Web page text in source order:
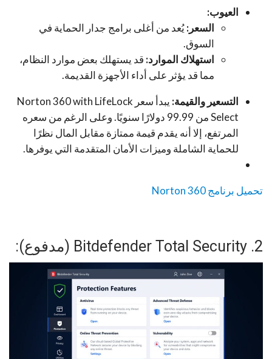
العيوب:
السعر:يُعد من أغلى برامج جدار الحماية في
السوق.
استهلاك الموارد: قد يستهلك بعض موارد النظام،
مما قد يؤثر على أداء الأجهزة القديمة.
التسعير والقيمة:
يبدأ سعر Norton 360 with LifeLock
Select من 99.99 دولارًا سنويًا. وعلى الرغم من سعره
المرتفع، إلا أنه يقدم قيمة ممتازة مقابل المال نظرًا
للحماية الشاملة وميزات الأمان المتقدمة التي يوفرها.
تحميل برنامج Norton 360
2. Bitdefender Total Security (مدفوع):